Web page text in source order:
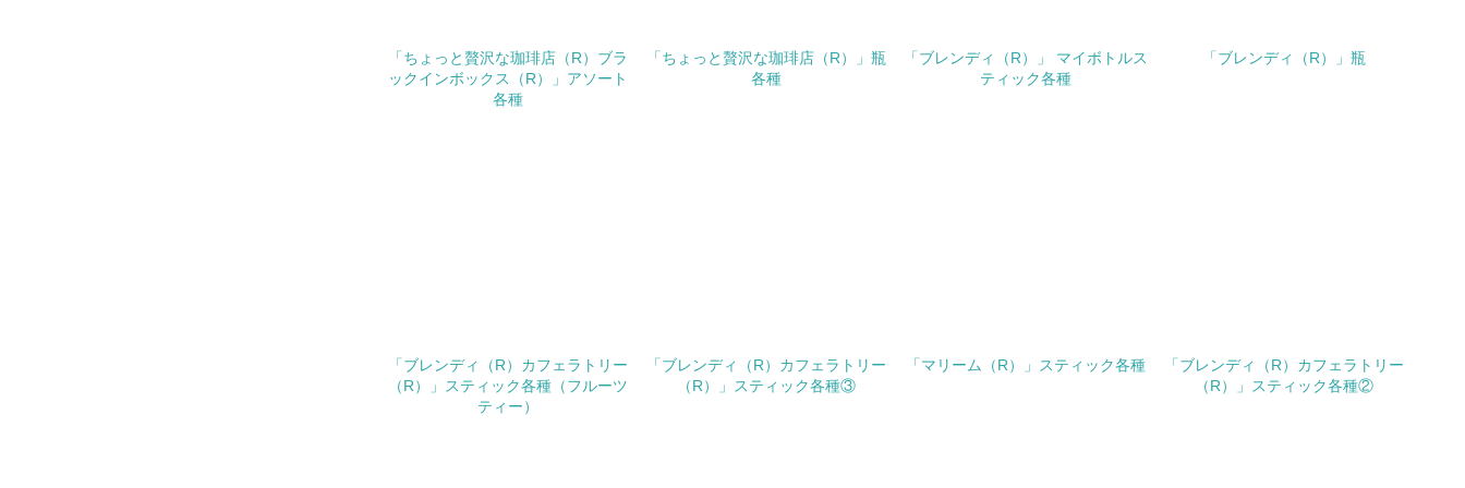
<L1> パンフレットやホームページ等で、自社の環境情報を積極的に公開・提供している
その他の環境
「ちょっと贅沢な珈琲店（R）ブラ
ックインボックス（R）」アソート
各種
「ちょっと贅沢な珈琲店（R）」瓶
各種
「ブレンディ（R）」 マイボトルス
ティック各種
「ブレンディ（R）」瓶
「ブレンディ（R）カフェラトリー
（R）」スティック各種（フルーツ
ティー）
「ブレンディ（R）カフェラトリー
（R）」スティック各種③
「マリーム（R）」スティック各種
「ブレンディ（R）カフェラトリー
（R）」スティック各種②